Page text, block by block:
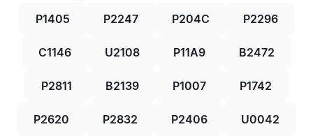
P1405 P2247 P204C P2296
C1146 U2108 P11A9 B2472
P2811 B2139 P1007 P1742
P2620 P2832 P2406 U0042